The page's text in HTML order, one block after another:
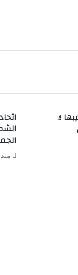
؛.
منذ 4 أيام